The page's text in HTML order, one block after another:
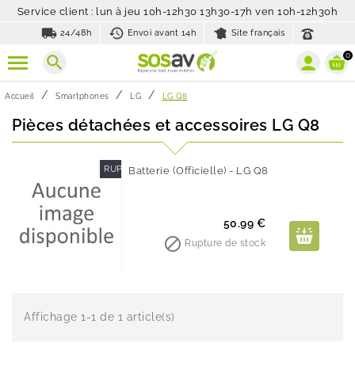
Service client : lun à jeu 10h-12h30 13h30-17h ven 10h-12h30h
local_shipping 24/48h history_toggle_off
Envoi avant 14h Site français
search 0
Accueil Smartphones LG LG Q8
Pièces détachées et accessoires LG Q8
RUPTURE DE STOCK
Batterie (Officielle) - LG Q8
Prix
50.99 €
 Rupture de stock
Affichage 1-1 de 1 article(s)